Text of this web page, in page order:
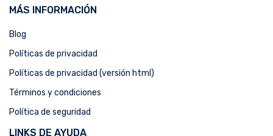
MÁS INFORMACIÓN
Blog
Políticas de privacidad
Políticas de privacidad (versión html)
Términos y condiciones
Política de seguridad
LINKS DE AYUDA